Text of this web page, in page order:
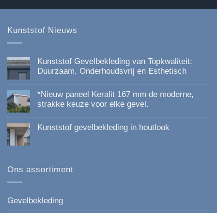
Kunststof Nieuws
Kunststof Gevelbekleding van Topkwaliteit:
Duurzaam, Onderhoudsvrij en Esthetisch
op
Kunststof
Gevelbekleding
Duurzaam,
*Nieuw paneel Keralit 167 mm de moderne,
strakke keuze voor elke gevel.
op
de
voor
elke
Kunststof gevelbekleding in houtlook
gevelbekleding
in
Ons assortiment
Gevelbekleding